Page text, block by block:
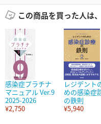
この商品を買った人は
感染症プラチナ
マニュアル Ver.9
2025-2026
¥2,750
レジデント
めの感染症
の鉄則
¥5,940